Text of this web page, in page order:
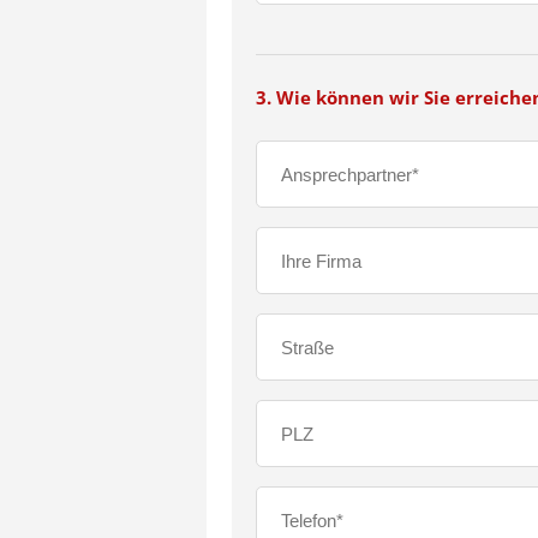
3. Wie können wir Sie